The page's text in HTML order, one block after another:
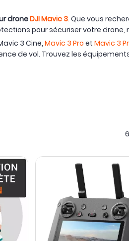
droneDJI Mavic 3. Que vous
pour sécuriser votre drone,
3 Cine, Mavic 3 Pro et Mavic 3
de vol. Trouvez les